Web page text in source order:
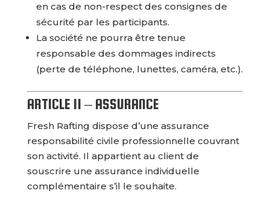
en cas de non-respect des consignes de
sécurité par les participants.
La société ne pourra être tenue
responsable des dommages indirects
(perte de téléphone, lunettes, caméra, etc.).
ARTICLE 11 – ASSURANCE
Fresh Rafting dispose d’une assurance
responsabilité civile professionnelle couvrant
son activité. Il appartient au client de
souscrire une assurance individuelle
complémentaire s’il le souhaite.